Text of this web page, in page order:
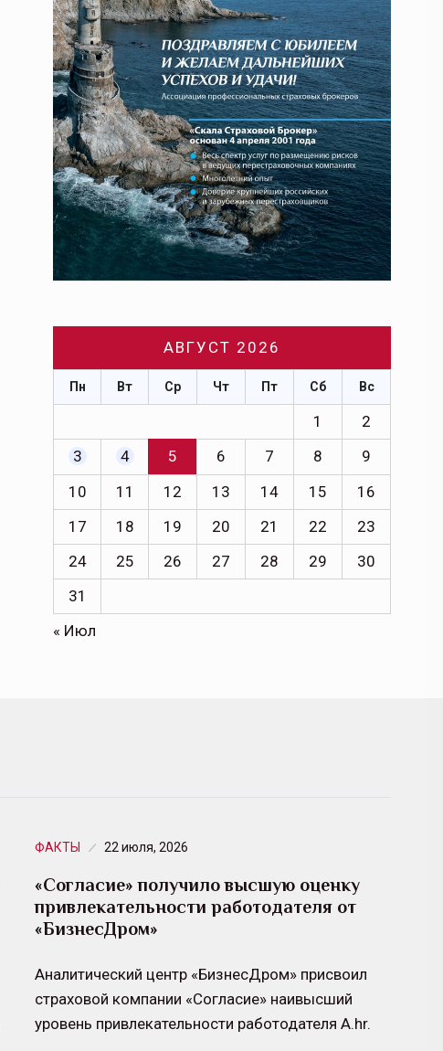
АВГУСТ 2026
Пн Вт Ср Чт Пт Сб Вс
1
2
3
4 5 6 7 8
9
10
11 12 13 14 15
16
17
18 19 20 21 22
23
24
25 26 27 28 29
30
31
« Июл
ФАКТЫ 22 июля, 2026
«Согласие» получило высшую оценку
привлекательности работодателя от
«БизнесДром»
Аналитический центр «БизнесДром» присвоил
страховой компании «Согласие» наивысший
уровень привлекательности работодателя А.hr.